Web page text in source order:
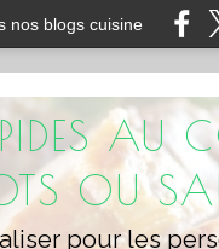
nos blogs cuisine
AU
OU